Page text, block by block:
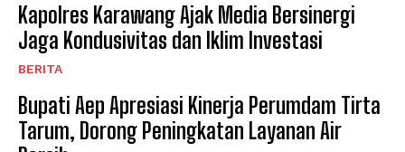
Kapolres Karawang Ajak Media Bersinergi
Jaga Kondusivitas dan Iklim Investasi
BERITA
Bupati Aep Apresiasi Kinerja Perumdam Tirta
Tarum, Dorong Peningkatan Layanan Air